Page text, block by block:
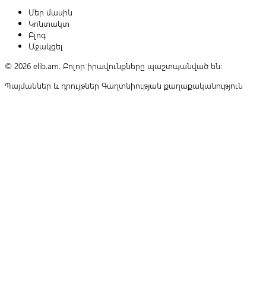
Մեր մասին
Կոնտակտ
Բլոգ
Աջակցել
© 2026 elib.am. Բոլոր իրավունքները պաշտպանված են:
Պայմաններ և դրույթներ Գաղտնիության քաղաքականություն